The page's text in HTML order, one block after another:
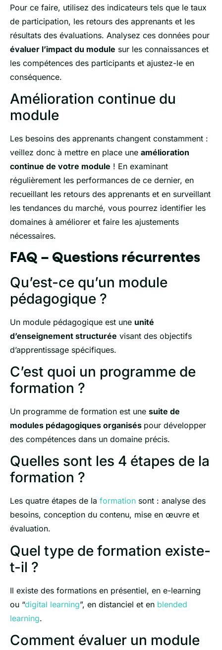
Pour ce faire, utilisez des indicateurs tels que le taux
de participation, les retours des apprenants et les
résultats des évaluations. Analysez ces données pour
évaluer l’impact du module sur les connaissances et
les compétences des participants et ajustez-le en
conséquence.
Amélioration continue du
module
Les besoins des apprenants changent constamment :
veillez donc à mettre en place une amélioration
continue de votre module ! En examinant
régulièrement les performances de ce dernier, en
recueillant les retours des apprenants et en surveillant
les tendances du marché, vous pourrez identifier les
domaines à améliorer et faire les ajustements
nécessaires.
FAQ – Questions récurrentes
Qu’est-ce qu’un module
pédagogique ?
Un module pédagogique est une unité
d’enseignement structurée visant des objectifs
d’apprentissage spécifiques.
C’est quoi un programme de
formation ?
Un programme de formation est une suite de
modules pédagogiques organisés pour développer
des compétences dans un domaine précis.
Quelles sont les 4 étapes de la
formation ?
Les quatre étapes de la formation sont : analyse des
besoins, conception du contenu, mise en œuvre et
évaluation.
Quel type de formation existe-
t-il ?
Il existe des formations en présentiel, en e-learning
ou “digital learning”, en distanciel et en blended
learning.
Comment évaluer un module